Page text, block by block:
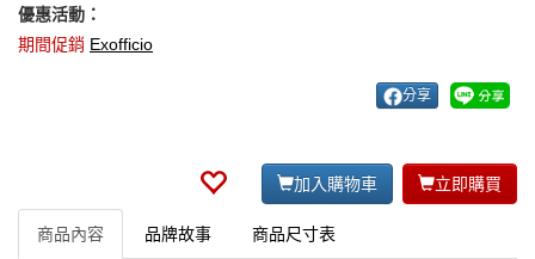
優惠活動：
期間促銷 Exofficio
分享
加入購物車 立即購買
商品內容 品牌故事 商品尺寸表